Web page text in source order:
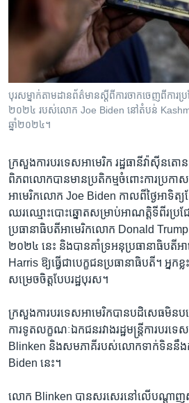
រំលង​
ទៅ​
កាន់​
ទំព័រ​
ស្វែង​
Khmer English
បណ្តាញ​សង្គម
ភាសា
បុរសម្នាក់តាមដានព័ត៌មានស្តីពីការ​ចាកចេញពី​ការ​
២០២៤ របស់​លោក Joe Biden នៅ​តំបន់
ឆ្នាំ២០២៤។
ក្រសួងការបរទេសអាមេរិក រដ្ឋធានីវ៉ាស៊ីនត
ពិភពលោក​បាន​មាន​ប្រតិកម្ម​ចំពោះ​ការ​ប្រកា
អាមេរិក​លោក Joe Biden កាលពី​ថ្ងៃ​អាទិត្
ឈរ​ឈ្មោះ​បោះឆ្នោត​សម្រាប់​អាណត្តិ​ទី​ពីរ​ប្រ
ប្រធានាធិបតី​អាមេរិក​លោក Donald Trump
២០២៤ នេះ និង​បាន​គាំទ្រ​អនុ​ប្រធានាធិបតី​អា
Harris ឱ្យ​ធ្វើ​ជា​បេក្ខជន​ប្រធានាធិបតី។ អ្នកខ្
សម្រេចចិត្ត​បែប​រដ្ឋបុរស។
ក្រសួង​ការបរទេស​អាមេរិក​បាន​បដិសេធ​មិន​ប
ការទូត​លក្ខណៈ​ឯកជន​រវាង​រដ្ឋមន្ត្រី​ការបរទ
Blinken និង​សមភាគី​របស់​លោក​ទាក់ទិន​នឹង​
Biden នេះ។
លោក Blinken បាន​សរសេរ​នៅ​លើ​បណ្ដា